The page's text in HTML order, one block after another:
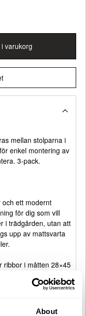
About
varukorg
mellan stolparna i
enkel montering av
3-pack.
och ett modernt
för dig som vill
i trädgården, utan att
upp av mattsvarta
ribbor i måtten 28×45
skruvas fast
behövs 31 st per